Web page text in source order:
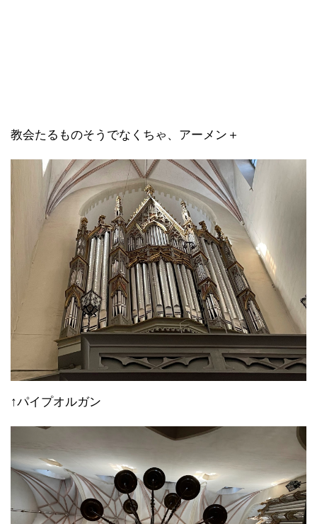
教会たるものそうでなくちゃ、アーメン＋